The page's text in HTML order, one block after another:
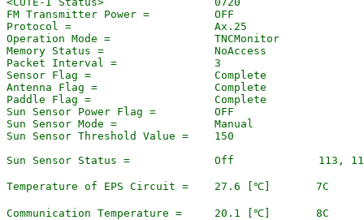
FM Transmitter Power =          OFF
Protocol =                      Ax.25
Operation Mode =                TNCMonitor
Memory Status =                 NoAccess
Packet Interval =               3
Sensor Flag =                   Complete
Antenna Flag =                  Complete
Paddle Flag =                   Complete
Sun Sensor Power Flag =         OFF
Sun Sensor Mode =               Manual
Sun Sensor Threshold Value =    150
Sun Sensor Status =             Off             113,
Temperature of EPS Circuit =    27.6 [℃]       7C
Communication Temperature =     20.1 [℃]       8C